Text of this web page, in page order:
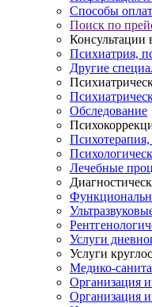
Способы
Поиск по
Консультации
Психиатрия,
Другие
Обследование
Психотерапия,
Лечебные
Услуги
Услуги
Медико-
Организация
Организация